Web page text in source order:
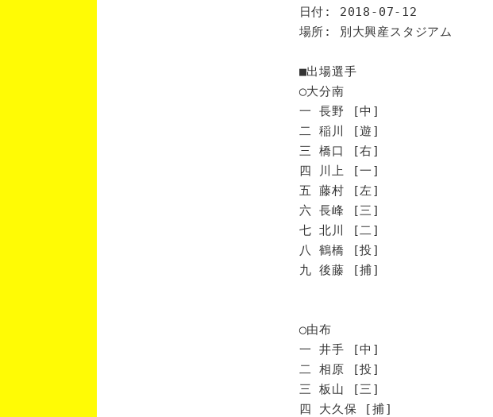
日付: 2018-07-12
場所: 別大興産スタジアム
■出場選手
◯大分南
一 長野 [中]
二 稲川 [遊]
三 橋口 [右]
四 川上 [一]
五 藤村 [左]
六 長峰 [三]
七 北川 [二]
八 鶴橋 [投]
九 後藤 [捕]
◯由布
一 井手 [中]
二 相原 [投]
三 板山 [三]
四 大久保 [捕]